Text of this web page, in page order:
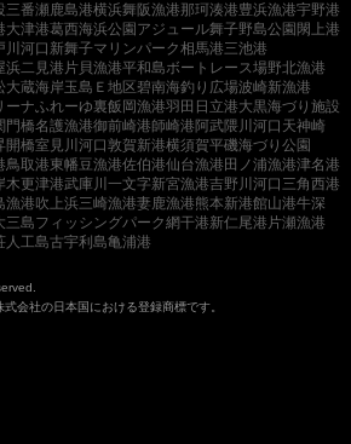
三番瀬鹿島港横浜舞阪漁港那珂湊港豊浜漁港宇野港
大津港葛西海浜公園 アジュール舞子野島公園 閖上港
川河口 新舞子マリンパーク相馬港三池港
浜二見港 片貝漁港平和島ボートレース場野北漁港
大蔵海岸玉島Ｅ地区碧南海釣り広場波崎新漁港
ーナふれーゆ裏飯岡漁港羽田 日立港大黒海づり施設
門橋名護漁港御前崎港師崎港 阿武隈川河口 天神崎
開橋室見川河口敦賀新港横須賀平磯海づり公園
鳥取港東幡豆漁港佐伯港仙台漁港 田ノ浦漁港津名港
木更津港武庫川一文字新宮漁港吉野川河口 三角西港
漁港吹上浜三崎漁港妻鹿漁港熊本新港館山港牛深
三島フィッシングパーク網干港新仁尾港 片瀬漁港
人工島古宇利島亀浦港
会社の日本国における登録商標です。